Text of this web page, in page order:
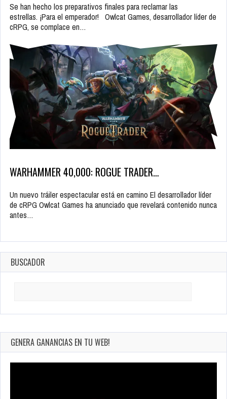
Se han hecho los preparativos finales para reclamar las
estrellas. ¡Para el emperador! Owlcat Games, desarrollador líder de
cRPG, se complace en…
WARHAMMER 40,000: ROGUE TRADER…
Un nuevo tráiler espectacular está en camino El desarrollador líder
de cRPG Owlcat Games ha anunciado que revelará contenido nunca
antes…
BUSCADOR
GENERA GANANCIAS EN TU WEB!